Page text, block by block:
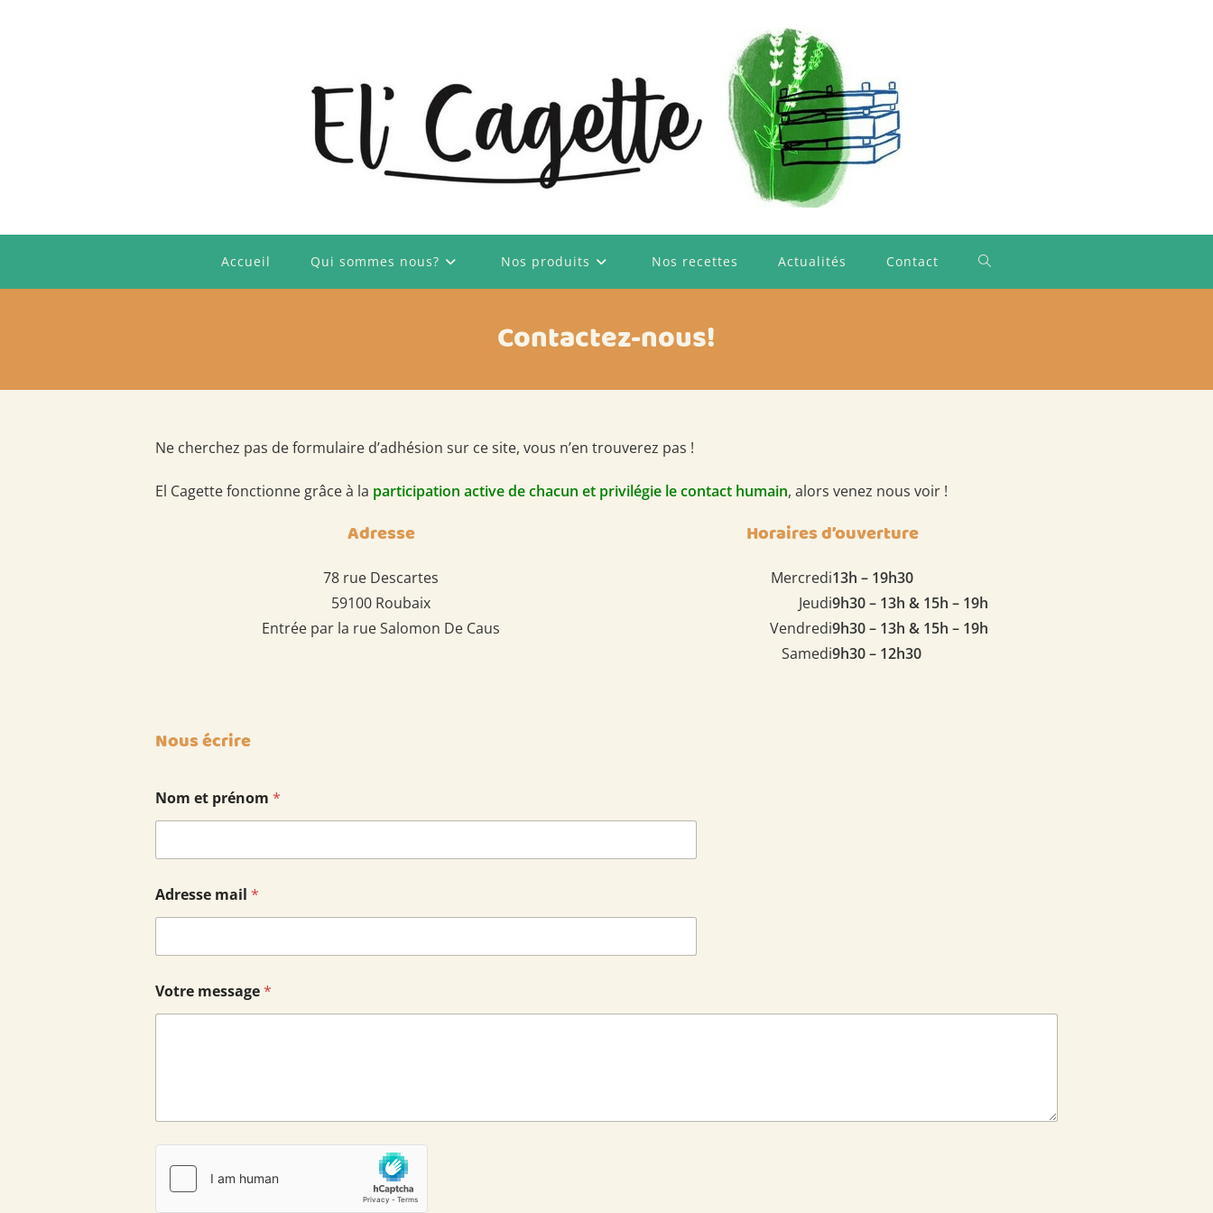
Accueil Qui sommes nous? Nos produits Nos recettes Actualités Contact Toggle
Contactez-nous!
Ne cherchez pas de formulaire d’adhésion sur ce site, vous n’en trouverez pas !
El Cagette fonctionne grâce à la participation active de chacun et privilégie le contact humain, alors venez nous voir !
Adresse
78 rue Descartes
59100 Roubaix
Entrée par la rue Salomon De Caus
Horaires d’ouverture
Mercredi
Jeudi
Vendredi
Samedi
13h – 19h30
9h30 – 13h & 15h – 19h
9h30 – 13h & 15h – 19h
9h30 – 12h30
Nous écrire
Nom et prénom *
Adresse mail *
Votre message*